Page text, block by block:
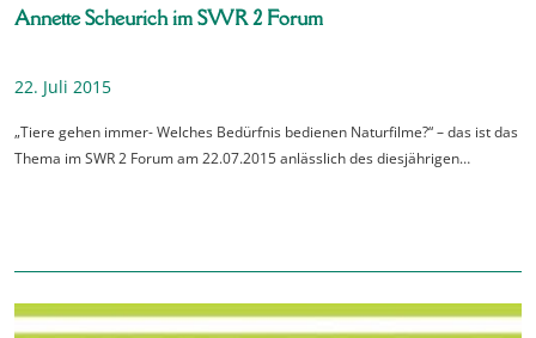
Annette Scheurich im SWR 2 Forum
22. Juli 2015
„Tiere gehen immer- Welches Bedürfnis bedienen Naturfilme?“ – das ist das
Thema im SWR 2 Forum am 22.07.2015 anlässlich des diesjährigen…